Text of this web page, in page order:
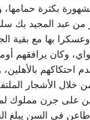
بكثرة حمامها،
عبد المجيد بك
بها مع بقية
وكان يرافقهم
احتكاكهم
خلال الأشجار
على جرن مملوك
في السن يبلغ